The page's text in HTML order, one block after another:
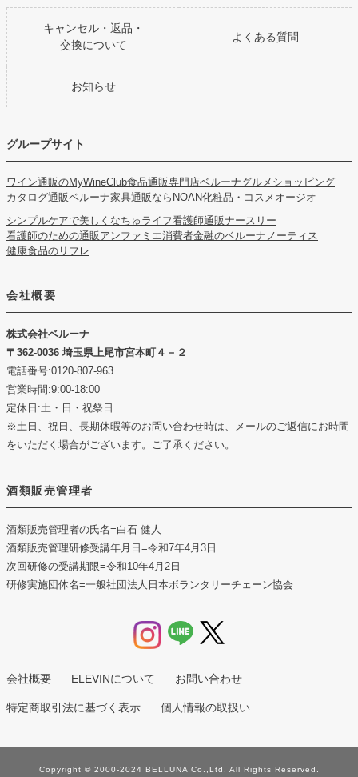
キャンセル・返品・
交換について
よくある質問
お知らせ
グループサイト
ワイン通販のMyWineClub食品通販専門店ベルーナグルメショッピング
カタログ通販ベルーナ家具通販ならNOAN化粧品・コスメオージオ
シンプルケアで美しくなちゅライフ看護師通販ナースリー
看護師のための通販アンファミエ消費者金融のベルーナノーティス
健康食品のリフレ
会社概要
株式会社ベルーナ
362-0036 埼玉県上尾市宮本町４－２
電話番号:0120-807-963
営業時間:9:00-18:00
定休日:土・日・祝祭日
※土日、祝日、長期休暇等のお問い合わせ時は、メールのご返信にお時間
をいただく場合がございます。ご了承ください。
酒類販売管理者
酒類販売管理者の氏名=白石 健人
酒類販売管理研修受講年月日 =令和7年4月3日
次回研修の受講期限=令和10年4月2日
研修実施団体名=一般社団法人日本ボランタリーチェーン協会
会社概要 ELEVINについて お問い合わせ
特定商取引法に基づく表示 個人情報の取扱い
Copyright © 2000-2024 BELLUNA Co.,Ltd. All Rights Reserved.